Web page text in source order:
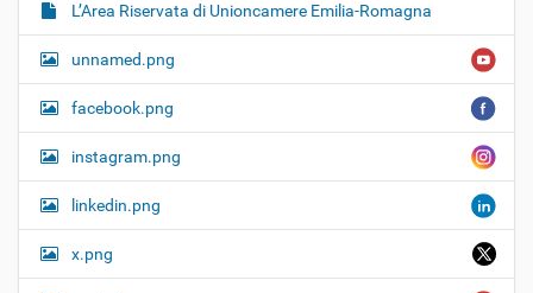
L’Area Riservata di Unioncamere Emilia-Romagna
unnamed.png
facebook.png
instagram.png
linkedin.png
x.png